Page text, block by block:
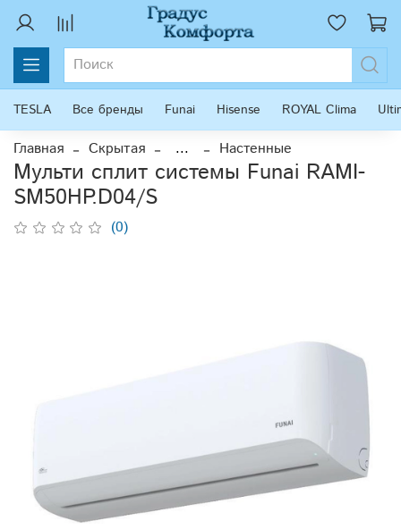
TESLA Все бренды Funai Hisense ROYAL Clima
Главная Скрытая ... Настенные
Мульти сплит системы Funai RAMI-
SM50HP.D04/S
(0)